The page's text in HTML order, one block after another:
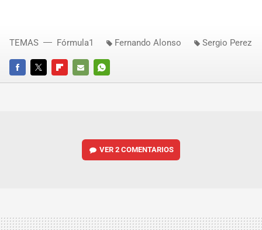
FACEBOOKTWITTERFLIPBOARD
E-
WHATSAPP
TEMAS Fórmula1 Fernando Alonso Sergio Perez
VER2 COMENTARIOS